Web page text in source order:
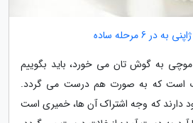
موچی به گوش تان می خورد، باید بگوییم
است که به صورت هم درست می گردد.
دارند که وجه اشتراک آن ها، خمیری است